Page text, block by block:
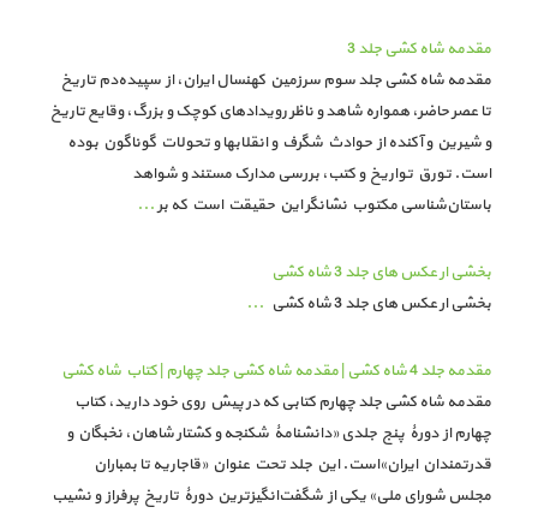
مقدمه شاه کشی جلد 3
مقدمه شاه کشی جلد سوم سرزمین کهنسال ایران، از سپیده‌دم تاریخ
تا عصر حاضر، همواره شاهد و ناظر رویدادهای کوچک و بزرگ، وقایع تاریخ
و شیرین و آکنده از حوادث شگرف و انقلابها و تحولات گوناگون بوده
است. تورق تواریخ و کتب، بررسی مدارک مستند و شواهد
باستان‌شناسی مکتوب نشانگر این حقیقت است که بر...
بخشی ار عکس های جلد 3 شاه کشی
بخشی ار عکس های جلد 3 شاه کشی
...
مقدمه جلد 4 شاه کشی | مقدمه شاه کشی​​​​​​​ جلد چهارم | کتاب شاه کشی
مقدمه شاه کشی جلد چهارم کتابی که در پیش روی خود دارید، کتاب
چهارم از دورۀ پنج جلدی «دانشنامۀ شکنجه و کشتار شاهان، نخبگان و
قدرتمندان ایران»است. این جلد تحت عنوان «قاجاریه تا بمباران
مجلس شورای ملی» یکی از شگفت‌انگیزترین دورۀ تاریخ پرفراز و نشیب